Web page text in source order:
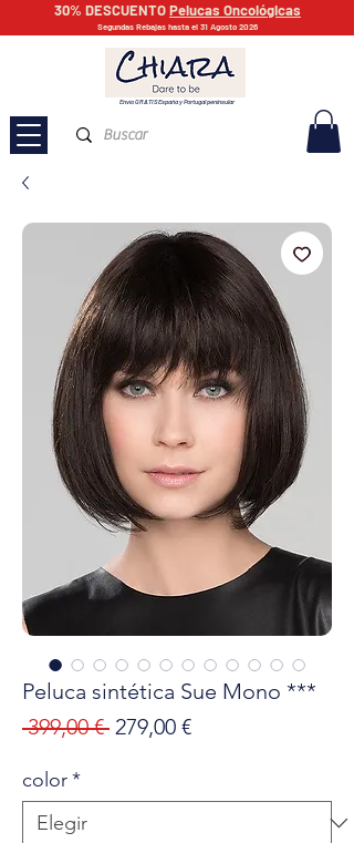
Envío GRATIS España y Portugal peninsular
30% DESCUENTOPelucas Oncológicas
Segundas Rebajas hasta el 31 Agosto 2026
Peluca sintética Sue Mono ***
399,00 € Precio
279,00 €Precio
color*